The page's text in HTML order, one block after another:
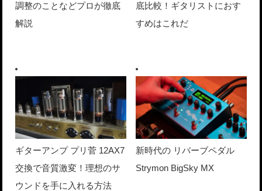
調整のことなどプロが徹底
解説
底比較！ギタリストにおす
すめはこれだ
ギターアンプ プリ菅 12AX7
交換で音質激変！理想のサ
ウンドを手に入れる方法
新時代の リバーブペダル
Strymon BigSky MX